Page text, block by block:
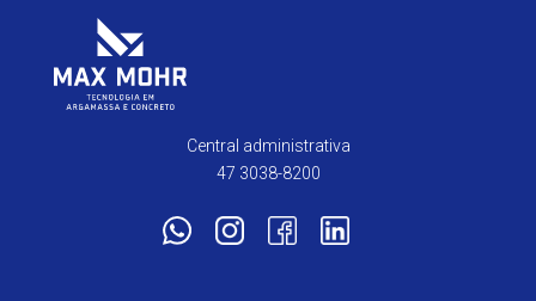
Central administrativa
47 3038-8200